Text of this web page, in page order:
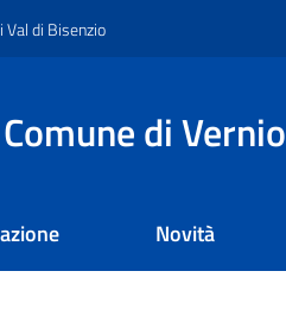
Val di Bisenzio
Comune di Vernio
Novità